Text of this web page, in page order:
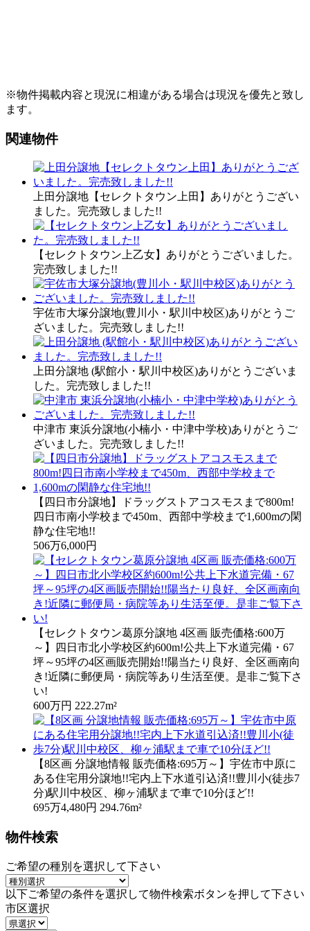
※物件掲載内容と現況に相違がある場合は現況を優先と致し
ます。
関連物件
上田分譲地【セレクトタウン上田】ありがとうござい
ました。完売致しました!!
【セレクトタウン上乙女】ありがとうございました。
完売致しました!!
宇佐市大塚分譲地(豊川小・駅川中校区)ありがとうご
ざいました。完売致しました!!
上田分譲地 (駅館小・駅川中校区)ありがとうございま
した。完売致しました!!
中津市 東浜分譲地(小楠小・中津中学校)ありがとうご
ざいました。完売致しました!!
【四日市分譲地】ドラッグストアコスモスまで800m!
四日市南小学校まで450m、西部中学校まで1,600mの閑
静な住宅地!!
506万6,000円
【セレクトタウン葛原分譲地 4区画 販売価格:600万
～】四日市北小学校区約600m!公共上下水道完備・67
坪～95坪の4区画販売開始!!陽当たり良好、全区画南向
き!近隣に郵便局・病院等あり生活至便。是非ご覧下さ
い!
600万円 222.27m²
【8区画 分譲地情報 販売価格:695万～】宇佐市中原に
ある住宅用分譲地!!宅内上下水道引込済!!豊川小(徒歩7
分)駅川中校区、柳ヶ浦駅まで車で10分ほど!!
695万4,480円 294.76m²
物件検索
ご希望の種別を選択して下さい
以下ご希望の条件を選択して物件検索ボタンを押して下さい
市区選択